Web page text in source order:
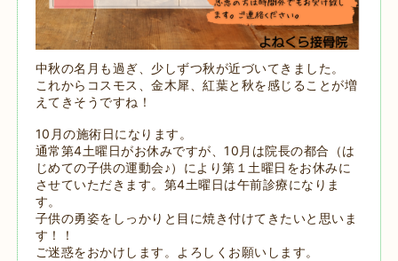
中秋の名月も過ぎ、少しずつ秋が近づいてきました。
これからコスモス、金木犀、紅葉と秋を感じることが増
えてきそうですね！
10月の施術日になります。
通常第4土曜日がお休みですが、10月は院長の都合（は
じめての子供の運動会♪）により第１土曜日をお休みに
させていただきます。第4土曜日は午前診療になりま
す。
子供の勇姿をしっかりと目に焼き付けてきたいと思いま
す！！
ご迷惑をおかけします。よろしくお願いします。